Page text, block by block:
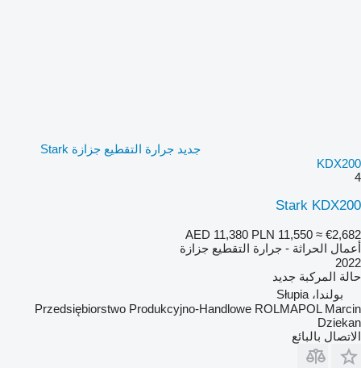
جديد جرارة التقطيع جزازة Stark
KDX200
4
Stark KDX200
AED 11,380 PLN 11,550 ≈ €2,682
أعمال الحراثة - جرارة التقطيع جزازة
2022
حالة المركبة جديد
بولندا، Słupia
Przedsiębiorstwo Produkcyjno-Handlowe ROLMAPOL Marcin
Dziekan
الاتصال بالبائع